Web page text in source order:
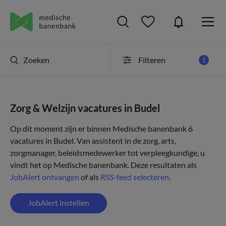
Zoeken Filteren 1
Zorg & Welzijn vacatures in Budel
Op dit moment zijn er binnen Medische banenbank 6
vacatures in Budel. Van assistent in de zorg, arts,
zorgmanager, beleidsmedewerker tot verpleegkundige, u
vindt het op Medische banenbank. Deze resultaten als
JobAlert ontvangen of als RSS-feed selecteren.
JobAlert instellen